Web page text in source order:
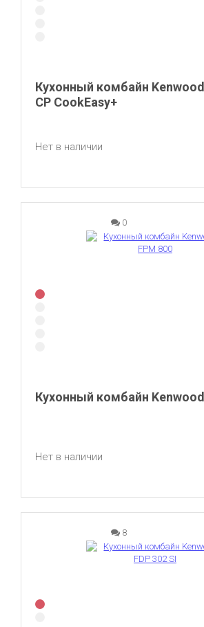
Кухонный комбайн
CP CookEasy+
Нет в наличии
0
Кухонный комбайн
Нет в наличии
8